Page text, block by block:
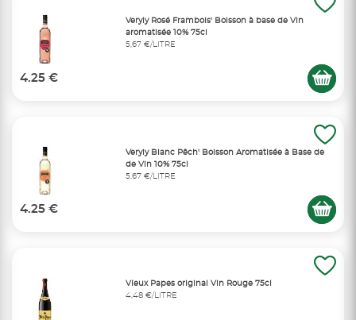
Veryly Rosé Frambois' Boisson à base de Vin
aromatisée 10% 75cl
5,67 €/LITRE
4.25 €
Veryly Blanc Pêch' Boisson Aromatisée à Base de
de Vin 10% 75cl
5,67 €/LITRE
4.25 €
Vieux Papes original Vin Rouge 75cl
4,48 €/LITRE